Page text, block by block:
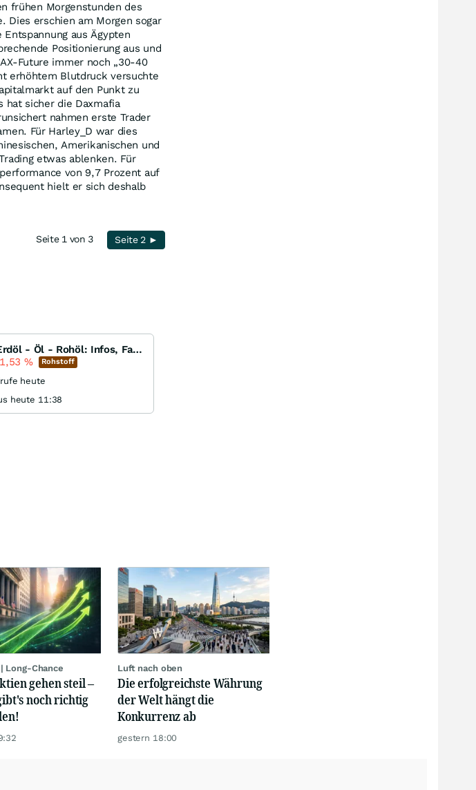
frühen Morgenstunden des
Dies erschien am Morgen sogar
aus Ägypten
Positionierung aus und
Future immer noch „30-40
erhöhtem Blutdruck versuchte
auf den Punkt zu
hat sicher die Daxmafia
nahmen erste Trader
Für Harley_D war dies
Amerikanischen und
etwas ablenken. Für
von 9,7 Prozent auf
hielt er sich deshalb
Seite 1 von 3 Seite 2 ►
Ölpreis - Erdöl - Öl - Rohöl: Infos, Fakten, Analysen, Charts und Ausblick
% Rohstoff
heute
heute 11:38
Long-Chance
gehen steil –
noch richtig
Luft nach oben
Die erfolgreichste Währung
der Welt hängt die
Konkurrenz ab
gestern 18:00